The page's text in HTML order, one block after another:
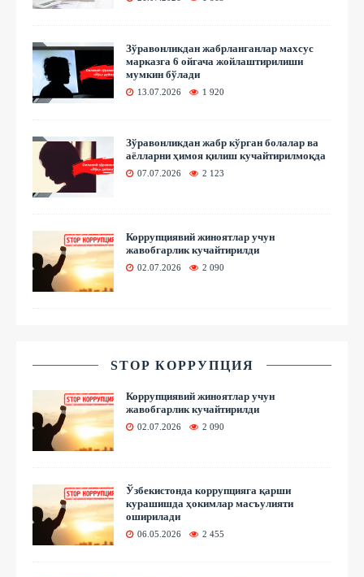
Зўравонликдан жабрланганлар махсус
марказга 6 ойгача жойлаштирилиши
мумкин бўлади
13.07.2026 1 920
Зўравонликдан жабр кўрган болалар ва
аёлларни ҳимоя қилиш кучайтирилмоқда
07.07.2026 2 123
Коррупциявий жиноятлар учун
жавобгарлик кучайтирилди
02.07.2026 2 090
STOP КОРРУПЦИЯ
Коррупциявий жиноятлар учун
жавобгарлик кучайтирилди
02.07.2026 2 090
Ўзбекистонда коррупцияга қарши
курашишда ҳокимлар масъулияти
оширилади
06.05.2026 2 455